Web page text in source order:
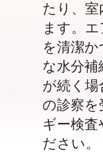
たり、
ます。
を清潔
な水分
が続く
の診察
ギー検
ださい